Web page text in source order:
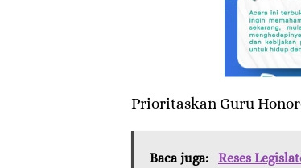
​Prioritaskan Guru
Baca juga:
Reses